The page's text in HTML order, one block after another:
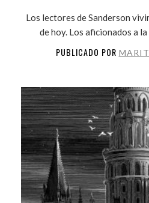
Los lectores de Sanderson
de hoy. Los aficionados a la
PUBLICADO POR